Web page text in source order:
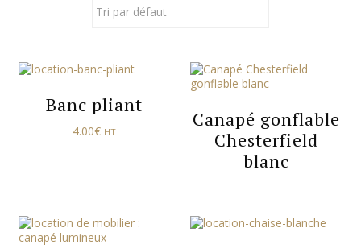
Banc pliant
4.00€ HT
Canapé gonflable
Chesterfield
blanc